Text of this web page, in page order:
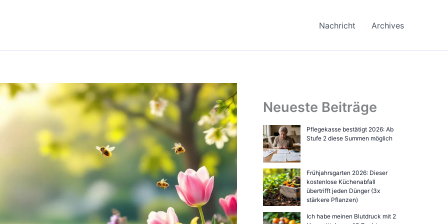
Nachricht Archives
Neueste Beiträge
Pflegekasse bestätigt 2026: Ab
Stufe 2 diese Summen möglich
Frühjahrsgarten 2026: Dieser
kostenlose Küchenabfall
übertrifft jeden Dünger (3x
stärkere Pflanzen)
Ich habe meinen Blutdruck mit 2